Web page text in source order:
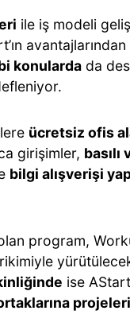
ile iş modeli
konularda da
ücretsiz ofis
girişimler,
bilgi alışverişi
program,
ise